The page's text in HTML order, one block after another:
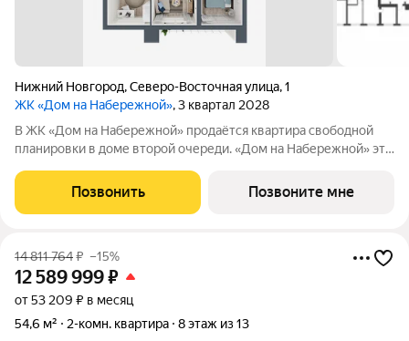
Нижний Новгород,Северо-Восточная улица,1
ЖК «Дом на Набережной», 3 квартал 2028
В ЖК «Дом на Набережной» продаётся квартира свободной
планировки в доме второй очереди. «Дом на Набережной» это
отмеченный архитектурной премией «Искусство строить».
Собственная благоустроенная
Позвонить Позвоните мне
14 811 764₽ –15%
12 589 999₽
от 53 209 ₽ в месяц
54,6 м²
2-комн. квартира 8 этаж из 13